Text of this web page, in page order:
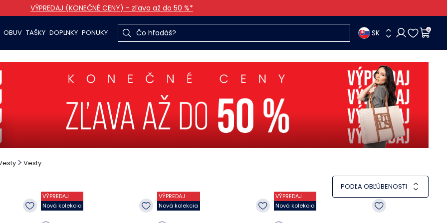
VÝPREDAJ (KONEČNÉ CENY) - zľava až do 50 %*
OBUV TAŠKY DOPLNKY PONUKY SK 0
Vesty
PODĽA OBĽÚBENOSTI
VÝPREDAJ
Nová kolekcia
VÝPREDAJ
Nová kolekcia
VÝPREDAJ
Nová kolekcia